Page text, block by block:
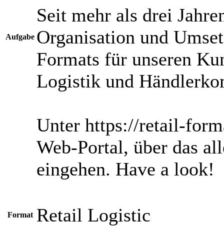
Aufgabe
Seit mehr als drei
Organisation und
Formats für unseren
Logistik und
Unter https://retail-
Web-Portal, über das
eingehen. Have a look!
Format Retail Logistic